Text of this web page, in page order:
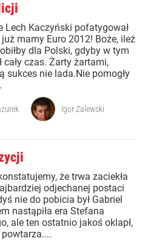
Lech Kaczyński pofatygował
mamy Euro 2012! Boże, ileż
dla Polski, gdyby w tym
cały czas. Żarty żartami,
sukces nie lada.Nie pomogły
Igor Zalewski
że trwa zaciekła
odjechanej postaci
nie do pobicia był Gabriel
nastąpiła era Stefana
ale ten ostatnio jakoś oklapł,